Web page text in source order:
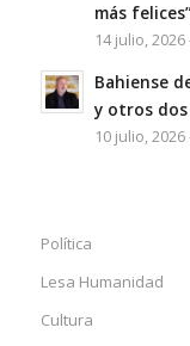
más felices”
14 julio, 2026
Bahiense
y otros
10 julio, 2026
Política
Lesa Humanidad
Cultura